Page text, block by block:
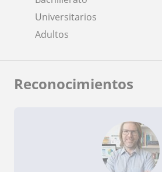
Universitarios
Adultos
Reconocimientos